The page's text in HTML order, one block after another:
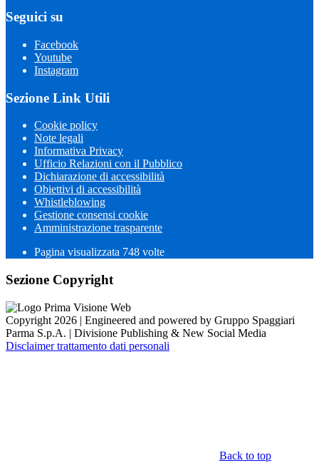
Seguici su
Facebook
Youtube
Instagram
Sezione Link Utili
Cookie policy
Note legali
Informativa Privacy
Ufficio Relazioni con il Pubblico
Dichiarazione di accessibilità
Obiettivi di accessibilità
Whistleblowing
Gestione consensi cookie
Amministrazione trasparente
Pagina visualizzata 748 volte
Sezione Copyright
Copyright 2026 | Engineered and powered by Gruppo Spaggiari
Parma S.p.A. | Divisione Publishing & New Social Media
Disclaimer trattamento dati personali
Back to top